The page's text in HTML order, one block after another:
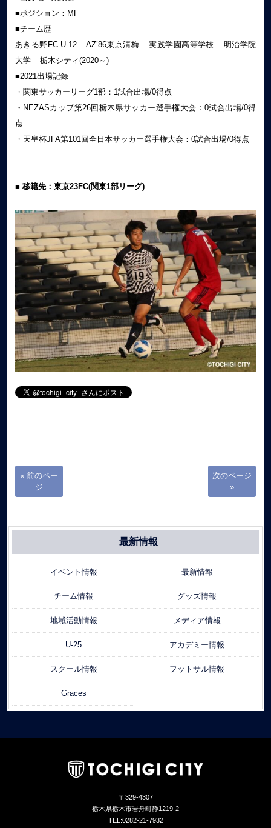
■ポジション：MF
■チーム歴
あきる野FC U-12 – AZ’86東京清梅 – 実践学園高等学校 – 明治学院
大学 – 栃木シティ(2020～)
■2021出場記録
・関東サッカーリーグ1部：1試合出場/0得点
・NEZASカップ第26回栃木県サッカー選手権大会：0試合出場/0得
点
・天皇杯JFA第101回全日本サッカー選手権大会：0試合出場/0得点
■ 移籍先：東京23FC(関東1部リーグ)
« 前のペー
ジ
次のページ
»
最新情報
イベント情報 最新情報
チーム情報 グッズ情報
地域活動情報 メディア情報
U-25 アカデミー情報
スクール情報 フットサル情報
Graces
〒329-4307
栃木県栃木市岩舟町静1219-2
TEL:0282-21-7932